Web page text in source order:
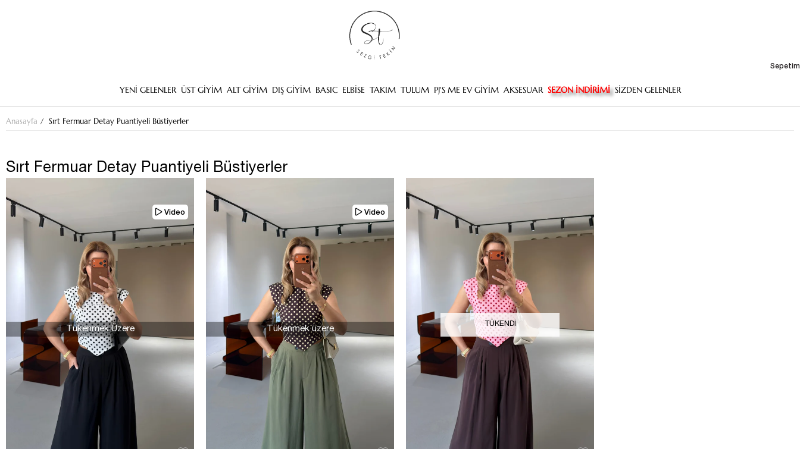
Sepetim
YENİ GELENLER ÜST GİYİM ALT GİYİM DIŞ GİYİM BASIC ELBİSE TAKIM TULUM PJ'S ME EV GİYİM AKSESUAR SEZON İNDİRİMİ SİZDEN GELENLER
Anasayfa Sırt Fermuar Detay Puantiyeli Büstiyerler
Sırt Fermuar Detay Puantiyeli Büstiyerler
Tükenmek Üzere
Video
Tükenmek üzere
Video
TÜKENDI